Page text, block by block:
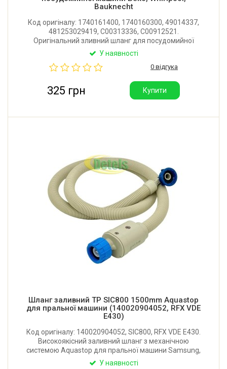
Bauknecht
Код оригіналу: 1740161400, 1740160300, 49014337,
481253029419, C00313336, C00912521.
Оригінальний зливний шланг для посудомийної
машини Beko, Whirlpool, Bauknecht, Fagor, Privileg.
У наявності
0 відгука
325 грн Купити
Шланг заливний TP SIC800 1500mm Aquastop
для пральної машини (140020904052, RFX VDE
E430)
Код оригіналу: 140020904052, SIC800, RFX VDE E430.
Високоякісний заливний шланг з механічною
системою Aquastop для пральної машини Samsung,
AEG, Electrolux, Zanussi, Whirpool, Bauknecht, Bosch,
У наявності